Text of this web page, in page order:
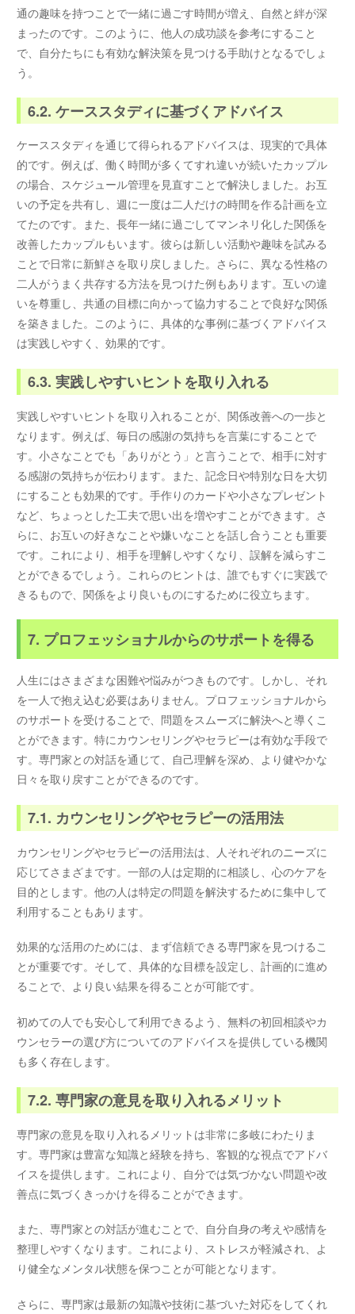
通の趣味を持つことで一緒に過ごす時間が増え、自然と絆が深
まったのです。このように、他人の成功談を参考にすること
で、自分たちにも有効な解決策を見つける手助けとなるでしょ
う。
6.2. ケーススタディに基づくアドバイス
ケーススタディを通じて得られるアドバイスは、現実的で具体
的です。例えば、働く時間が多くてすれ違いが続いたカップル
の場合、スケジュール管理を見直すことで解決しました。お互
いの予定を共有し、週に一度は二人だけの時間を作る計画を立
てたのです。また、長年一緒に過ごしてマンネリ化した関係を
改善したカップルもいます。彼らは新しい活動や趣味を試みる
ことで日常に新鮮さを取り戻しました。さらに、異なる性格の
二人がうまく共存する方法を見つけた例もあります。互いの違
いを尊重し、共通の目標に向かって協力することで良好な関係
を築きました。このように、具体的な事例に基づくアドバイス
は実践しやすく、効果的です。
6.3. 実践しやすいヒントを取り入れる
実践しやすいヒントを取り入れることが、関係改善への一歩と
なります。例えば、毎日の感謝の気持ちを言葉にすることで
す。小さなことでも「ありがとう」と言うことで、相手に対す
る感謝の気持ちが伝わります。また、記念日や特別な日を大切
にすることも効果的です。手作りのカードや小さなプレゼント
など、ちょっとした工夫で思い出を増やすことができます。さ
らに、お互いの好きなことや嫌いなことを話し合うことも重要
です。これにより、相手を理解しやすくなり、誤解を減らすこ
とができるでしょう。これらのヒントは、誰でもすぐに実践で
きるもので、関係をより良いものにするために役立ちます。
7. プロフェッショナルからのサポートを得る
人生にはさまざまな困難や悩みがつきものです。しかし、それ
を一人で抱え込む必要はありません。プロフェッショナルから
のサポートを受けることで、問題をスムーズに解決へと導くこ
とができます。特にカウンセリングやセラピーは有効な手段で
す。専門家との対話を通じて、自己理解を深め、より健やかな
日々を取り戻すことができるのです。
7.1. カウンセリングやセラピーの活用法
カウンセリングやセラピーの活用法は、人それぞれのニーズに
応じてさまざまです。一部の人は定期的に相談し、心のケアを
目的とします。他の人は特定の問題を解決するために集中して
利用することもあります。
効果的な活用のためには、まず信頼できる専門家を見つけるこ
とが重要です。そして、具体的な目標を設定し、計画的に進め
ることで、より良い結果を得ることが可能です。
初めての人でも安心して利用できるよう、無料の初回相談やカ
ウンセラーの選び方についてのアドバイスを提供している機関
も多く存在します。
7.2. 専門家の意見を取り入れるメリット
専門家の意見を取り入れるメリットは非常に多岐にわたりま
す。専門家は豊富な知識と経験を持ち、客観的な視点でアドバ
イスを提供します。これにより、自分では気づかない問題や改
善点に気づくきっかけを得ることができます。
また、専門家との対話が進むことで、自分自身の考えや感情を
整理しやすくなります。これにより、ストレスが軽減され、よ
り健全なメンタル状態を保つことが可能となります。
さらに、専門家は最新の知識や技術に基づいた対応をしてくれ